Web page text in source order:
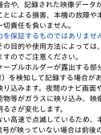
や、記録された映像データ
とによる損害、本機の故障や
責任を負いません。
保証するものではありませ
目的や使用方法によっては
のでご注意ください。
ブルホルダーが露出する部
を検知して記録する場合があ
込みます。夜間のナビ画面
物等がガラスに映り込み、映
さが変化します。
高速で点滅しているため、
号が映っていない場合は前後